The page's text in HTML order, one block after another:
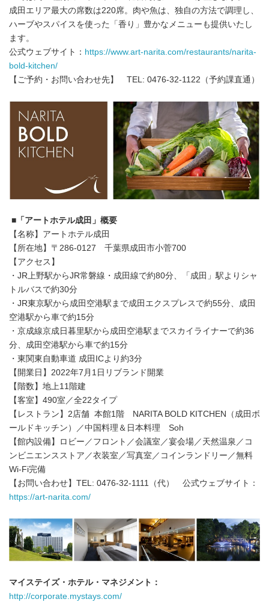
成田エリア最大の席数は220席。肉や魚は、独自の方法で調理し、
ハーブやスパイスを使った「香り」豊かなメニューも提供いたし
ます。
公式ウェブサイト： https://www.art-narita.com/restaurants/narita-
bold-kitchen/
【ご予約・お問い合わせ先】 TEL: 0476-32-1122（予約課直通）
■「アートホテル成田」概要
【名称】アートホテル成田
【所在地】〒286-0127 千葉県成田市小菅700
【アクセス】
・JR上野駅からJR常磐線・成田線で約80分、「成田」駅よりシャ
トルバスで約30分
・JR東京駅から成田空港駅まで成田エクスプレスで約55分、成田
空港駅から車で約15分
・京成線京成日暮里駅から成田空港駅までスカイライナーで約36
分、成田空港駅から車で約15分
・東関東自動車道 成田ICより約3分
【開業日】2022年7月1日リブランド開業
【階数】地上11階建
【客室】490室／全22タイプ
【レストラン】2店舗 本館1階 NARITA BOLD KITCHEN（成田ボ
ールドキッチン）／中国料理＆日本料理 Soh
【館内設備】ロビー／フロント／会議室／宴会場／天然温泉／コ
ンビニエンスストア／衣装室／写真室／コインランドリー／無料
Wi-Fi完備
【お問い合わせ】TEL: 0476-32-1111（代） 公式ウェブサイト：
https://art-narita.com/
マイステイズ・ホテル・マネジメント：
http://corporate.mystays.com/
Japanese